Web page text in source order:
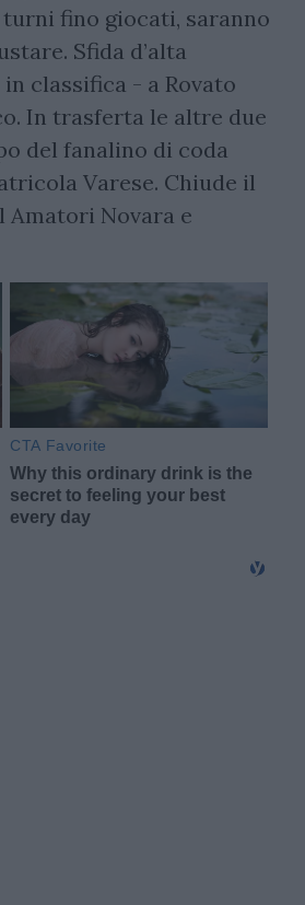
fino giocati, saranno
Sfida d’alta
classifica - a Rovato
In trasferta le altre due
del fanalino di coda
Varese. Chiude il
Novara e